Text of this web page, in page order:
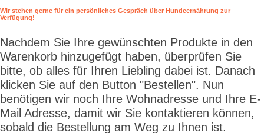
Wir stehen gerne für ein persönliches Gespräch über Hundeernährung zur
Verfügung!
Nachdem Sie Ihre gewünschten Produkte in den
Warenkorb hinzugefügt haben, überprüfen Sie
bitte, ob alles für Ihren Liebling dabei ist. Danach
klicken Sie auf den Button "Bestellen". Nun
benötigen wir noch Ihre Wohnadresse und Ihre E-
Mail Adresse, damit wir Sie kontaktieren können,
sobald die Bestellung am Weg zu Ihnen ist.